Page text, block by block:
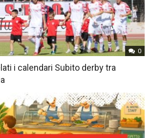
0
i calendari Subito derby tra